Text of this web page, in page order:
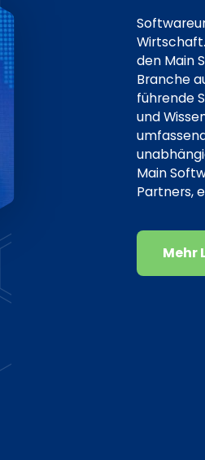
den Main
Branche
führende
und
Main
Partners,
Mehr